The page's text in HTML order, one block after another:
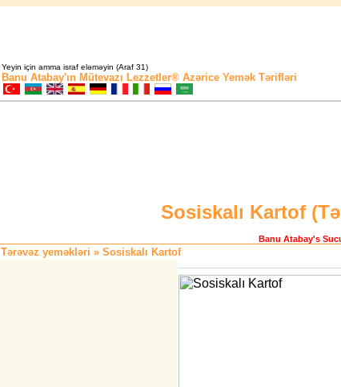
Yeyin için amma israf eləməyin (Araf 31)
Banu Atabay'ın Mütevazı Lezzetler® Azərice Yemək Tərifləri
Sosiskalı Kartof (
Banu Atabay's
Tərəvəz yeməkləri » Sosiskalı Kartof